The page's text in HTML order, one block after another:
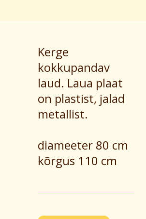
Kerge
kokkupandav
laud. Laua plaat
on plastist, jalad
metallist.
diameeter 80 cm
kõrgus 110 cm